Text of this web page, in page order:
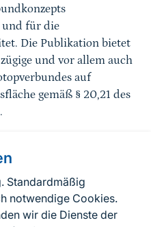
Standardmäßig
notwendige Cookies.
wir die Dienste der
und für die
Die Publikation bietet
und vor allem auch
auf
gemäß § 20,21 des
BfN